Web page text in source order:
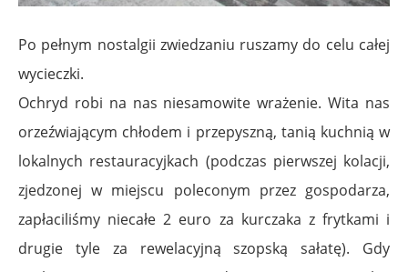
Po pełnym nostalgii zwiedzaniu ruszamy do celu całej
wycieczki.
Ochryd robi na nas niesamowite wrażenie. Wita nas
orzeźwiającym chłodem i przepyszną, tanią kuchnią w
lokalnych restauracyjkach (podczas pierwszej kolacji,
zjedzonej w miejscu poleconym przez gospodarza,
zapłaciliśmy niecałe 2 euro za kurczaka z frytkami i
drugie tyle za rewelacyjną szopską sałatę). Gdy